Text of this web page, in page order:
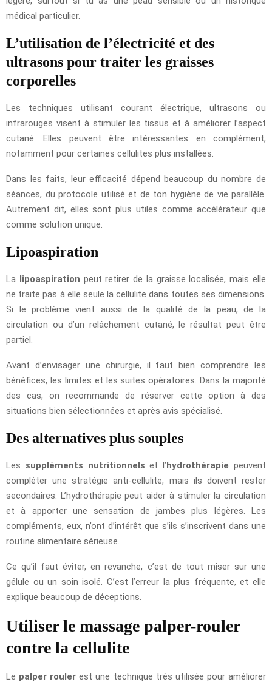
médical particulier.
L’utilisation de l’électricité et des
ultrasons pour traiter les graisses
corporelles
Les techniques utilisant courant électrique, ultrasons ou
infrarouges visent à stimuler les tissus et à améliorer l’aspect
cutané. Elles peuvent être intéressantes en complément,
notamment pour certaines cellulites plus installées.
Dans les faits, leur efficacité dépend beaucoup du nombre de
séances, du protocole utilisé et de ton hygiène de vie parallèle.
Autrement dit, elles sont plus utiles comme accélérateur que
comme solution unique.
Lipoaspiration
La lipoaspiration peut retirer de la graisse localisée, mais elle
ne traite pas à elle seule la cellulite dans toutes ses dimensions.
Si le problème vient aussi de la qualité de la peau, de la
circulation ou d’un relâchement cutané, le résultat peut être
partiel.
Avant d’envisager une chirurgie, il faut bien comprendre les
bénéfices, les limites et les suites opératoires. Dans la majorité
des cas, on recommande de réserver cette option à des
situations bien sélectionnées et après avis spécialisé.
Des alternatives plus souples
Les suppléments nutritionnels et l’hydrothérapie peuvent
compléter une stratégie anti-cellulite, mais ils doivent rester
secondaires. L’hydrothérapie peut aider à stimuler la circulation
et à apporter une sensation de jambes plus légères. Les
compléments, eux, n’ont d’intérêt que s’ils s’inscrivent dans une
routine alimentaire sérieuse.
Ce qu’il faut éviter, en revanche, c’est de tout miser sur une
gélule ou un soin isolé. C’est l’erreur la plus fréquente, et elle
explique beaucoup de déceptions.
Utiliser le massage palper-rouler
contre la cellulite
Le palper rouler est une technique très utilisée pour améliorer